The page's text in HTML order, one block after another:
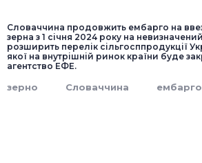
Словаччина продовжить ембарго на
зерна з 1 січня 2024 року на
розширить перелік сільгосппродукції
якої на внутрішній ринок країни буде
агентство ЕФЕ.
зерно Словаччина ембарго